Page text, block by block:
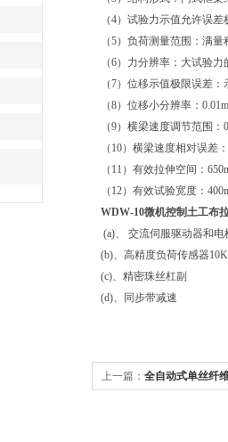
（4）试验力示值允许误
（5）负荷测量范围：满量
（6）力分辨率：大试验力
（7）位移示值极限误差
（8）位移小分辨率：
（9）横梁速度调节范围：
（10）横梁速度相对误差
（11）有效拉伸空间：
（12）有效试验宽度：
WDW-10微机控制土工布
(a)、 交流伺服驱
(b)、高精度负荷
(c)、精密珠
(d)、同步带
上一篇： 全自动式单丝纤